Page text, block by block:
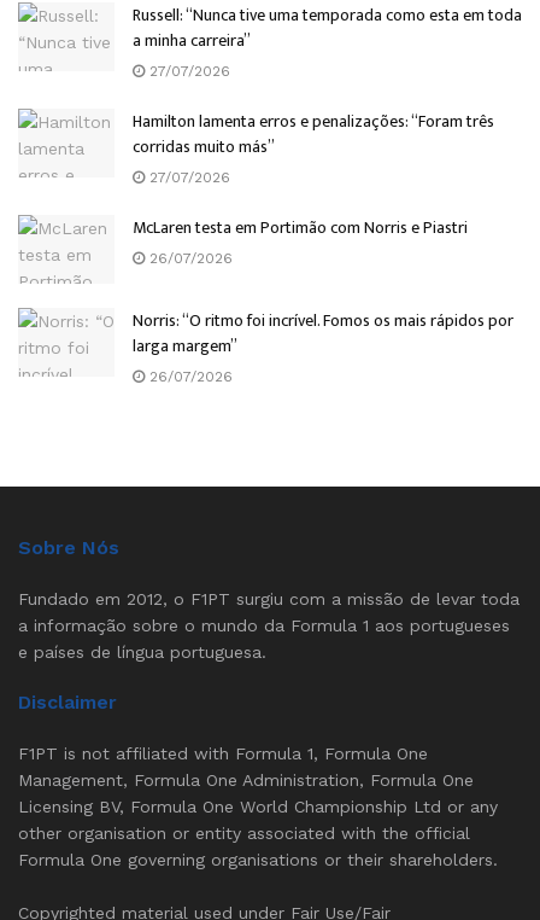
Russell: “Nunca tive uma temporada como esta em toda
a minha carreira”
27/07/2026
Hamilton lamenta erros e penalizações: “Foram três
corridas muito más”
27/07/2026
McLaren testa em Portimão com Norris e Piastri
26/07/2026
Norris: “O ritmo foi incrível. Fomos os mais rápidos por
larga margem”
26/07/2026
Sobre Nós
Fundado em 2012, o F1PT surgiu com a missão de levar toda
a informação sobre o mundo da Formula 1 aos portugueses
e países de língua portuguesa.
Disclaimer
F1PT is not affiliated with Formula 1, Formula One
Management, Formula One Administration, Formula One
Licensing BV, Formula One World Championship Ltd or any
other organisation or entity associated with the official
Formula One governing organisations or their shareholders.
Copyrighted material used under Fair Use/Fair